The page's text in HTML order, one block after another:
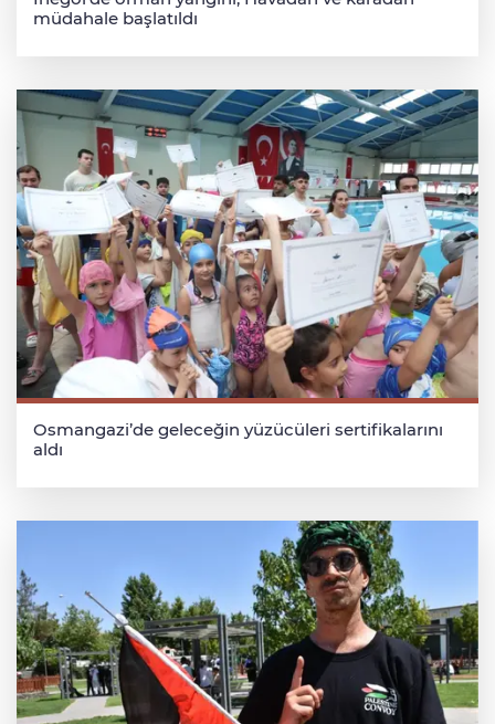
müdahale başlatıldı
Osmangazi’de geleceğin yüzücüleri sertifikalarını
aldı